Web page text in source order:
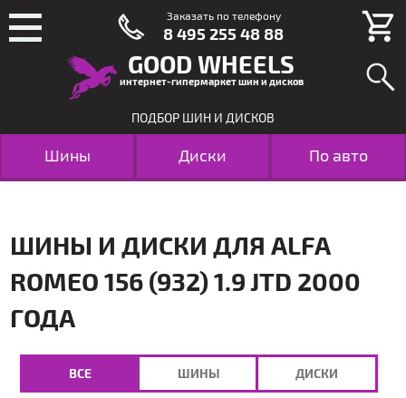
GOOD WHEELS
интернет-гипермаркет шин и дисков
ПОДБОР ШИН И ДИСКОВ
Шины Диски По авто
ШИНЫ И ДИСКИ ДЛЯ ALFA
ROMEO 156 (932) 1.9 JTD 2000
ГОДА
ВСЕ ШИНЫ ДИСКИ
Заказать по телефону
8 495 255 48 88